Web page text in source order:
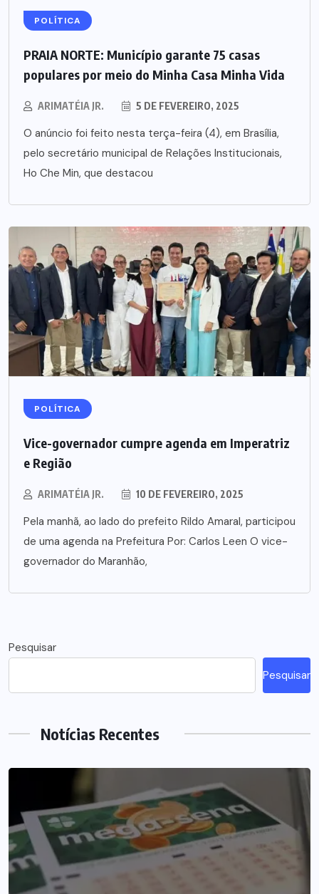
POLÍTICA
PRAIA NORTE: Município garante 75 casas
populares por meio do Minha Casa Minha Vida
ARIMATÉIA JR. 5 DE FEVEREIRO, 2025
O anúncio foi feito nesta terça-feira (4), em Brasília,
pelo secretário municipal de Relações Institucionais,
Ho Che Min, que destacou
POLÍTICA
Vice-governador cumpre agenda em Imperatriz
e Região
ARIMATÉIA JR. 10 DE FEVEREIRO, 2025
Pela manhã, ao lado do prefeito Rildo Amaral, participou
de uma agenda na Prefeitura Por: Carlos Leen O vice-
governador do Maranhão,
Pesquisar
Pesquisar
Notícias Recentes